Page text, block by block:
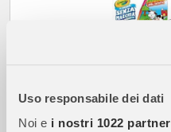
Uso responsabile dei dati
Noi e i nostri 1022 partner